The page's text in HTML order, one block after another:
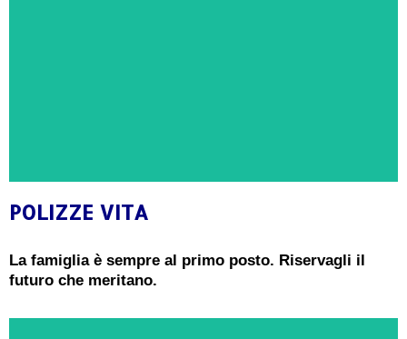
CONSULENZA GRATUITA
POLIZZE VITA
La famiglia è sempre al primo posto. Riservagli il
futuro che meritano.